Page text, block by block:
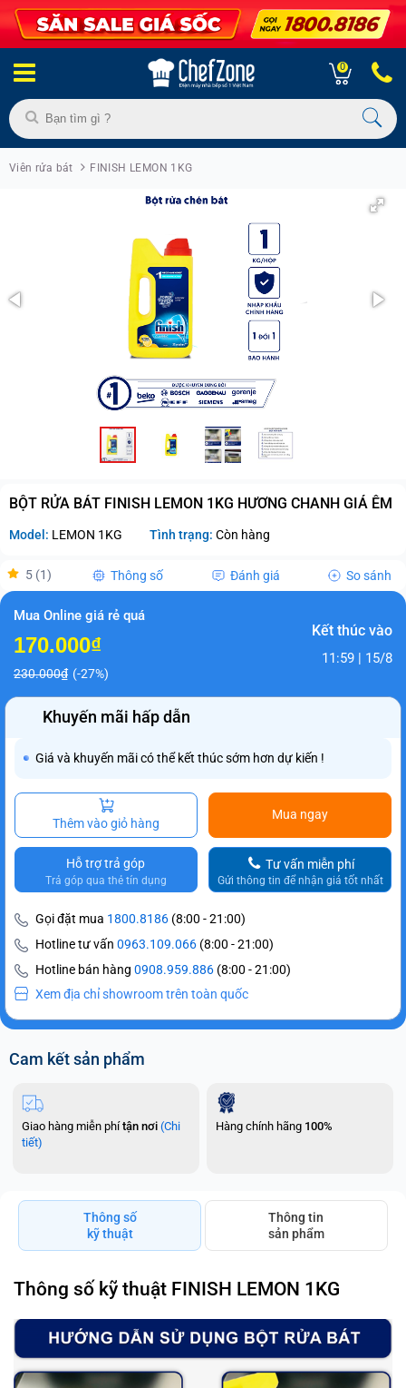
0
Viên rửa bát FINISH LEMON 1KG
BỘT RỬA BÁT FINISH LEMON 1KG HƯƠNG CHANH GIÁ ÊM
Model: LEMON 1KG Tình trạng: Còn hàng
5 (1) Thông số Đánh giá So sánh
Mua Online giá rẻ quá
170.000₫
230.000₫ (-27%)
Kết thúc vào
11:59 | 15/8
Khuyến mãi hấp dẫn
Giá và khuyến mãi có thể kết thúc sớm hơn dự kiến !
Thêm vào giỏ hàng
Mua ngay
Hỗ trợ trả góp
Trả góp qua thẻ tín dụng
Tư vấn miễn phí
Gửi thông tin để nhận giá tốt nhất
Gọi đặt mua 1800.8186 (8:00 - 21:00)
Hotline tư vấn 0963.109.066 (8:00 - 21:00)
Hotline bán hàng 0908.959.886 (8:00 - 21:00)
Xem địa chỉ showroom trên toàn quốc
Cam kết sản phẩm
Giao hàng miễn phítận nơi (Chi
tiết)
Hàng chính hãng 100%
Thông số
kỹ thuật
Thông tin
sản phẩm
Thông số kỹ thuật FINISH LEMON 1KG